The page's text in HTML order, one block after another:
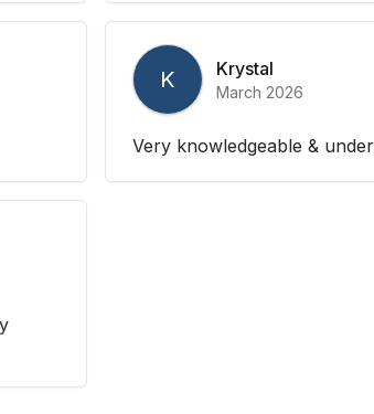
K Krystal
March 2026
Very knowledgeable &